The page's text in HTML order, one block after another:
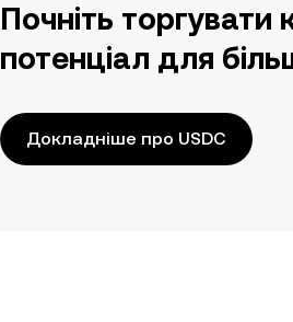
Почніть
потенціал для
Докладніше про USDC